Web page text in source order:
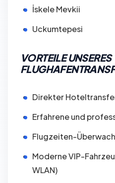
İskele Mevkii
Uckumtepesi
VORTEILE UNSERES
Direkter
Erfahrene und
Flugzeiten-
Moderne VIP-
WLAN)